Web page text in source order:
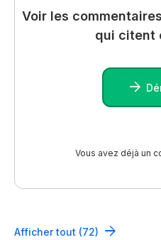
Voir les
qui citent
Vous avez déjà un
Afficher tout (72)